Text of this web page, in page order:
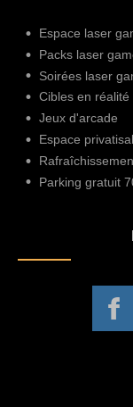
Espace laser
Packs laser
Soirées laser
Cibles en réalité
Jeux d'arcade
Espace
Parking gratuit